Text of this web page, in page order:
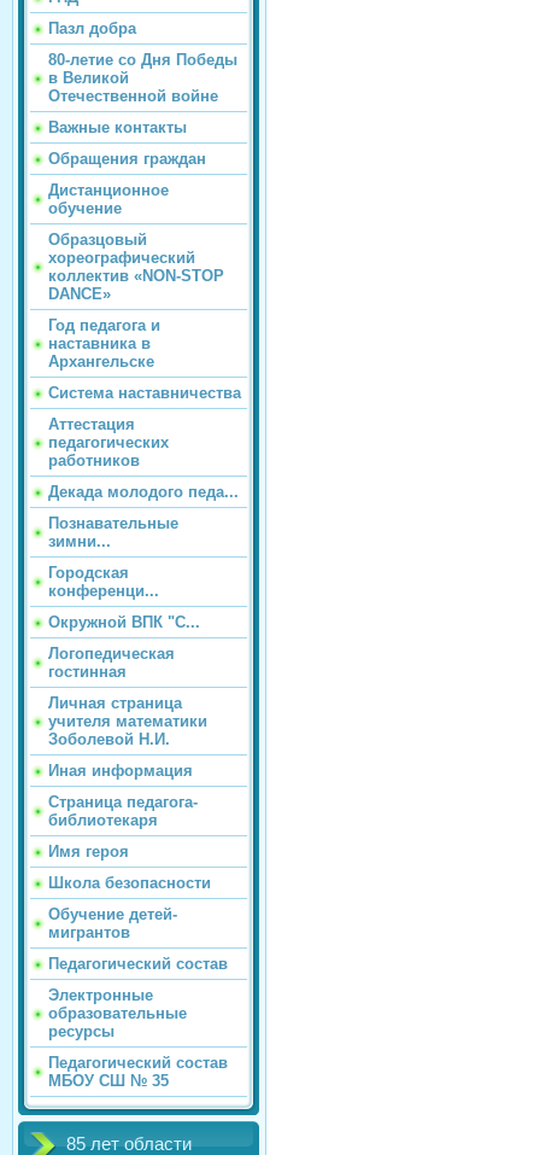
Пазл добра
80-летие со Дня Победы
в Великой
Отечественной войне
Важные контакты
Обращения граждан
Дистанционное
обучение
Образцовый
хореографический
коллектив «NON-STOP
DANCE»
Год педагога и
наставника в
Архангельске
Система наставничества
Аттестация
педагогических
работников
Декада молодого педа...
Познавательные
зимни...
Городская
конференци...
Окружной ВПК "С...
Логопедическая
гостинная
Личная страница
учителя математики
Зоболевой Н.И.
Иная информация
Страница педагога-
библиотекаря
Имя героя
Школа безопасности
Обучение детей-
мигрантов
Педагогический состав
Электронные
образовательные
ресурсы
Педагогический состав
МБОУ СШ № 35
85 лет области